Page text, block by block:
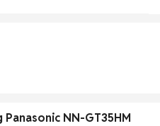
Panasonic NN-GT35HM